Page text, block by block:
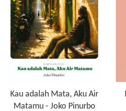
Kau adalah Mata, Aku Air
Matamu - Joko Pinurbo